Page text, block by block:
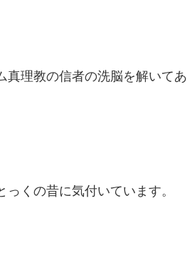
真理教の信者の洗脳を解いてあ
くの昔に気付いています。